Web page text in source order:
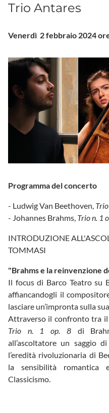
Trio Antares
Venerdì 2 febbraio 2024
Programma del concerto
- Ludwig Van Beethoven,
- Johannes Brahms, Trio n. 1
INTRODUZIONE
TOMMASI
"Brahms e la reinvenzione
Il focus di Barco Teatro su
affiancandogli il
lasciare un’impronta sulla
Attraverso il confronto tra il
Trio n. 1 op. 8di
all’ascoltatore un saggio
l’eredità rivoluzionaria di
la sensibilità
Classicismo.